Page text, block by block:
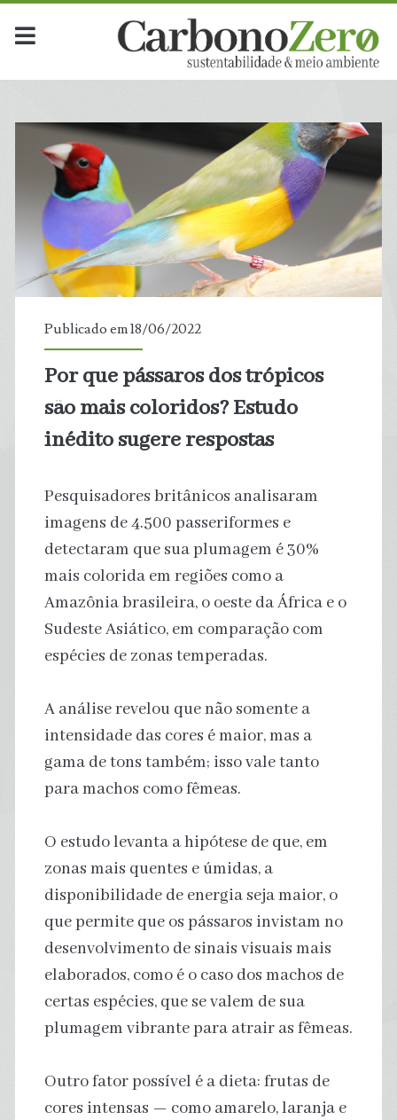
Publicado em 18/06/2022
Por que pássaros dos trópicos
são mais coloridos? Estudo
inédito sugere respostas
Pesquisadores britânicos analisaram
imagens de 4.500 passeriformes e
detectaram que sua plumagem é 30%
mais colorida em regiões como a
Amazônia brasileira, o oeste da África e o
Sudeste Asiático, em comparação com
espécies de zonas temperadas.
A análise revelou que não somente a
intensidade das cores é maior, mas a
gama de tons também; isso vale tanto
para machos como fêmeas.
O estudo levanta a hipótese de que, em
zonas mais quentes e úmidas, a
disponibilidade de energia seja maior, o
que permite que os pássaros invistam no
desenvolvimento de sinais visuais mais
elaborados, como é o caso dos machos de
certas espécies, que se valem de sua
plumagem vibrante para atrair as fêmeas.
Outro fator possível é a dieta: frutas de
cores intensas — como amarelo, laranja e